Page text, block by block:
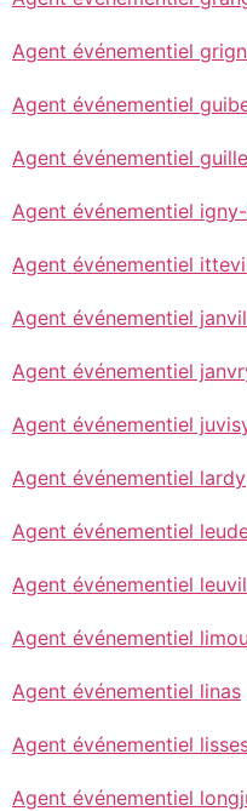
Agent événementiel
Agent événementiel
Agent événementiel
Agent événementiel
Agent événementiel
Agent événementiel
Agent événementiel
Agent événementiel
Agent événementiel lardy
Agent événementiel
Agent événementiel
Agent événementiel
Agent événementiel linas
Agent événementiel
Agent événementiel